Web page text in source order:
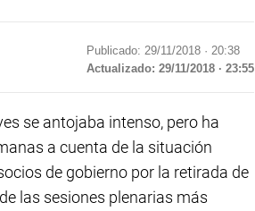
Publicado: 29/11/2018 · 20:38
Actualizado: 29/11/2018 · 23:55
se antojaba intenso, pero ha
a cuenta de la situación
de gobierno por la retirada de
las sesiones plenarias más